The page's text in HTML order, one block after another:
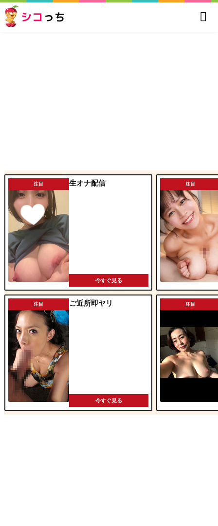
シコ っち
注目 生オナ配信
今すぐ見る
注目 ご近所即ヤリ
今すぐ見る
注目
注目